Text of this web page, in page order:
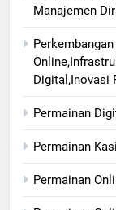
Manajemen
Digital,Inovasi
Permainan
Permainan
Permainan